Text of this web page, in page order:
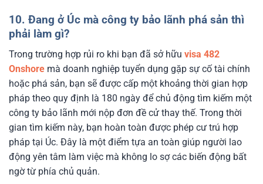
10. Đang ở Úc mà công ty bảo lãnh phá sản thì
phải làm gì?
Trong trường hợp rủi ro khi bạn đã sở hữu visa 482
Onshore mà doanh nghiệp tuyển dụng gặp sự cố tài chính
hoặc phá sản, bạn sẽ được cấp một khoảng thời gian hợp
pháp theo quy định là 180 ngày để chủ động tìm kiếm một
công ty bảo lãnh mới nộp đơn đề cử thay thế. Trong thời
gian tìm kiếm này, bạn hoàn toàn được phép cư trú hợp
pháp tại Úc. Đây là một điểm tựa an toàn giúp người lao
động yên tâm làm việc mà không lo sợ các biến động bất
ngờ từ phía chủ quản.